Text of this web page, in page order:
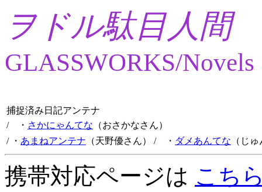
ヲドル駄目人間
GLASSWORKS/Novels
捕捉済み日記アンテナ
/ ・ さかにゃんてな （おさかなさん）
/ ・ あまねアンテナ （天野優さん） / ・ ダメあんてな （じ
携帯対応ページは こち